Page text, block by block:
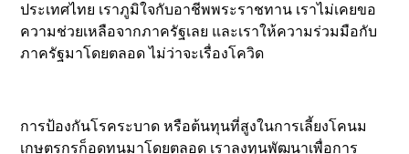
ประเทศไทย เราภูมิใจกับอาชีพพระราชทาน เราไม่เคยขอ
ความช่วยเหลือจากภาครัฐเลย และเราให้ความร่วมมือกับ
ภาครัฐมาโดยตลอด ไม่ว่าจะเรื่องโควิด
การป้องกันโรคระบาด หรือต้นทุนที่สูงในการเลี้ยงโคนม
เกษตรกรก็อดทนมาโดยตลอด เราลงทุนพัฒนาเพื่อการ